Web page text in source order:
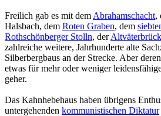
Freilich gab es mit dem Abrahamschacht,
Halsbach, dem Roten Graben, dem
Rothschönberger Stolln, der
zahlreiche weitere, Jahrhunderte alte
Silberbergbaus an der Strecke. Aber
etwas für mehr oder weniger
geher.
Das Kahnhebehaus haben übrigens
untergehenden kommunistischen Diktatur